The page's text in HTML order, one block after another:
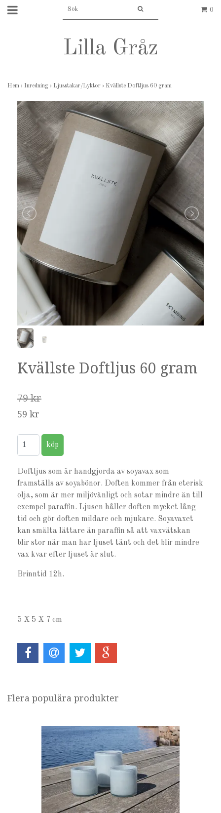
0
Lilla Gråz
Hem › Inredning › Ljusstakar/Lyktor › Kvällste Doftljus 60 gram
Kvällste Doftljus 60 gram
79 kr
59 kr
Doftljus som är handgjorda av soyavax som
framställs av soyabönor. Doften kommer från eterisk
olja, som är mer miljövänligt och sotar mindre än till
exempel paraffin. Ljusen håller doften mycket lång
tid och gör doften mildare och mjukare. Soyavaxet
kan smälta lättare än paraffin så att vaxvätskan
blir stor när man har ljuset tänt och det blir mindre
vax kvar efter ljuset är slut.
Brinntid 12h.
5 X 5 X 7 cm
Flera populära produkter